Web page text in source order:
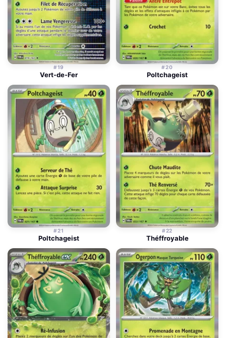
#19
Vert-de-Fer
#20
Poltchageist
#21
Poltchageist
#22
Théffroyable